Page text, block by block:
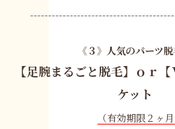
《３》人気のパーツ
【足腕まるごと脱毛】ｏｒ
ケット
（有効期限２ヶ月